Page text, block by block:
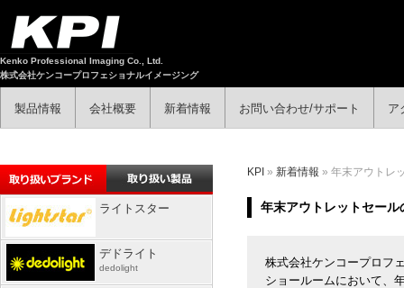
Kenko Professional Imaging Co., Ltd.
株式会社ケンコープロフェショナルイメージング
製品情報 会社概要 新着情報 お問い合わせ/サポート ア
KPI » 新着情報 » 年末アウトレ
年末アウトレットセール
株式会社ケンコープロフ
ショールームにおいて、
ライトスター
デドライト
dedolight